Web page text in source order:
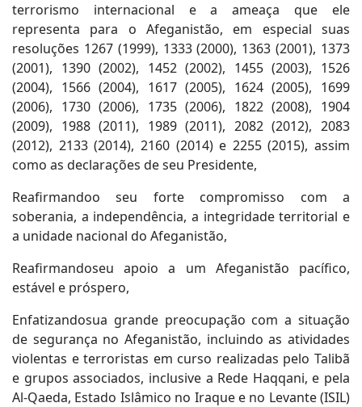
terrorismo internacional e a ameaça que ele
representa para o Afeganistão, em especial suas
resoluções 1267 (1999), 1333 (2000), 1363 (2001), 1373
(2001), 1390 (2002), 1452 (2002), 1455 (2003), 1526
(2004), 1566 (2004), 1617 (2005), 1624 (2005), 1699
(2006), 1730 (2006), 1735 (2006), 1822 (2008), 1904
(2009), 1988 (2011), 1989 (2011), 2082 (2012), 2083
(2012), 2133 (2014), 2160 (2014) e 2255 (2015), assim
como as declarações de seu Presidente,
Reafirmandoo seu forte compromisso com a
soberania, a independência, a integridade territorial e
a unidade nacional do Afeganistão,
Reafirmandoseu apoio a um Afeganistão pacífico,
estável e próspero,
Enfatizandosua grande preocupação com a situação
de segurança no Afeganistão, incluindo as atividades
violentas e terroristas em curso realizadas pelo Talibã
e grupos associados, inclusive a Rede Haqqani, e pela
Al-Qaeda, Estado Islâmico no Iraque e no Levante (ISIL)